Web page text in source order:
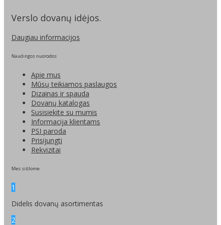
Verslo dovanų idėjos.
Daugiau informacijos
Naudingos nuorodos
Apie mus
Mūsų teikiamos paslaugos
Dizainas ir spauda
Dovanų katalogas
Susisiekite su mumis
Informacija klientams
PSI paroda
Prisijungti
Rekvizitai
Mes siūlome
1
Didelis dovanų asortimentas
2